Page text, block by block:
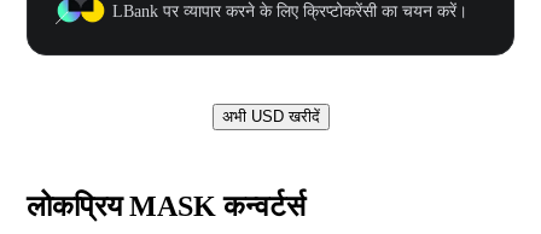
LBank पर व्यापार करने के लिए क्रिप्टोकरेंसी का चयन करें।
अभी USD खरीदें
लोकप्रिय MASK कन्वर्टर्स